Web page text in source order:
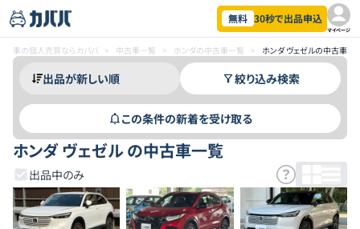
無料 30秒で出品申込
マイページ
車の個人売買ならカババ > 中古車一覧 > ホンダの中古車一覧 > ホンダ ヴェゼルの中古車一
絞り込み検索
この条件の新着を受け取る
ホンダ ヴェゼル の中古車一覧
出品中のみ